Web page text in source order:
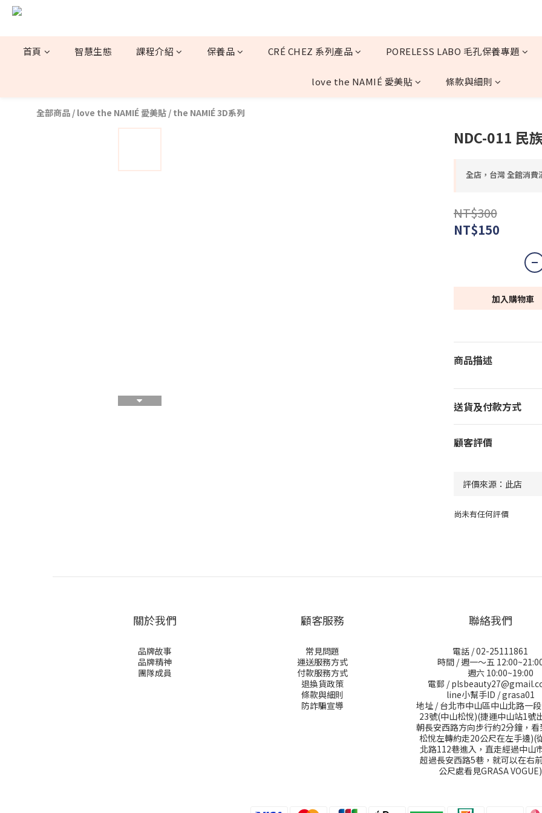
首頁 智慧生態 課程介紹 保養品 CRÉ CHEZ 系列產品 PORELESS LABO 毛孔保養專題
love the NAMIÉ 愛美貼 條款與細則
全部商品 / love the NAMIÉ 愛美貼 / the NAMIÉ 3D系列
NDC-011 民
全店，台灣 全館消
NT$300
NT$150
加入購物車
商品描述
送貨及付款方式
顧客評價
尚未有任何評價
關於我們
品牌故事
品牌精神
團隊成員
顧客服務
常見問題
運送服務方式
付款服務方式
退換貨政策
條款與細則
防詐騙宣導
聯絡我們
電話 / 02-25111861
時間 / 週一～五
週六 10:00~19:00
電郵 /
line小幫手ID / grasa01
地址 / 台北市中山區中山北路一
23號(中山松悅)(捷運中山站1號
朝長安西路方向步行約2分鐘，看
松悅左轉約走20公尺在左手邊)(
北路112巷進入，直走經過中山
超過長安西路5巷，就可以在右
公尺處看見GRASA VOGUE)